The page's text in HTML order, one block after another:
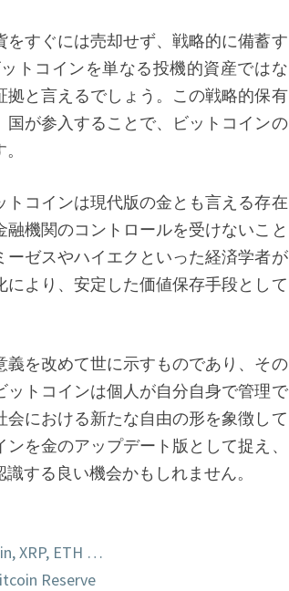
すぐには売却せず、戦略的に備蓄す
トコインを単なる投機的資産ではな
と言えるでしょう。この戦略的保有
が参入することで、ビットコインの
コインは現代版の金とも言える存在
機関のコントロールを受けないこと
ゼスやハイエクといった経済学者が
より、安定した価値保存手段として
を改めて世に示すものであり、その
トコインは個人が自分自身で管理で
における新たな自由の形を象徴して
を金のアップデート版として捉え、
する良い機会かもしれません。
XRP, ETH …
Reserve